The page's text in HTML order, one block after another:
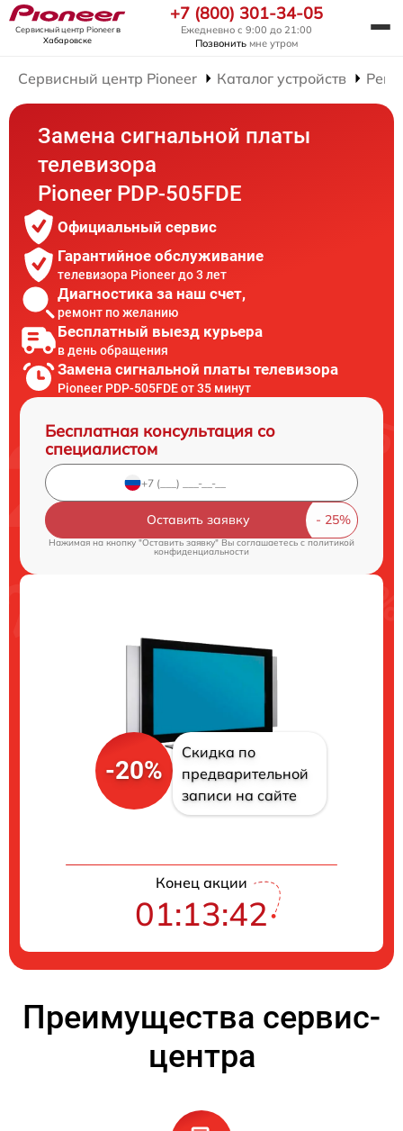
Сервисный центр Pioneerв
Хабаровске
+7 (800) 301-34-05
Ежедневно с 9:00 до 21:00
Позвонить мне утром
Сервисный центр Pioneer Каталог устройств
Замена сигнальной платы
телевизора
Pioneer PDP-505FDE
Официальный сервис
Гарантийное обслуживание
телевизора Pioneer до 3 лет
Диагностика за наш счет,
ремонт по желанию
Бесплатный выезд курьера
в день обращения
Замена сигнальной платы телевизора
Pioneer PDP-505FDE от 35 минут
Бесплатная консультация со
специалистом
Оставить заявку
Нажимая на кнопку "Оставить заявку" Вы соглашаетесь cполитикой
конфиденциальности
-20%
Скидка по
предварительной
записи на сайте
Конец акции
01:13:41
Преимущества сервис-
центра